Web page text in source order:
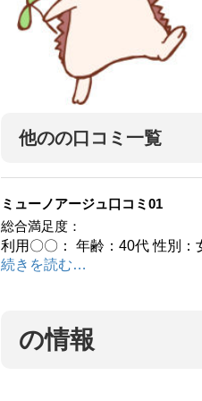
他のの口コミ一覧
ミューノアージュ口コミ01
総合満足度：
利用〇〇： 年齢：40代 性別：
続きを読む…
の情報